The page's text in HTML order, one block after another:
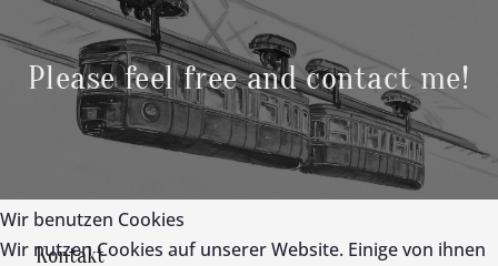
Please feel free and contact me!
Kontakt
Wir benutzen Cookies
Wir nutzen Cookies auf unserer Website. Einige von ihnen